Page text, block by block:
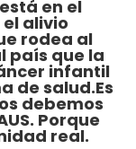
en el
alivio
rodea al
país que la
infantil
de salud.Es
debemos
Porque
real.